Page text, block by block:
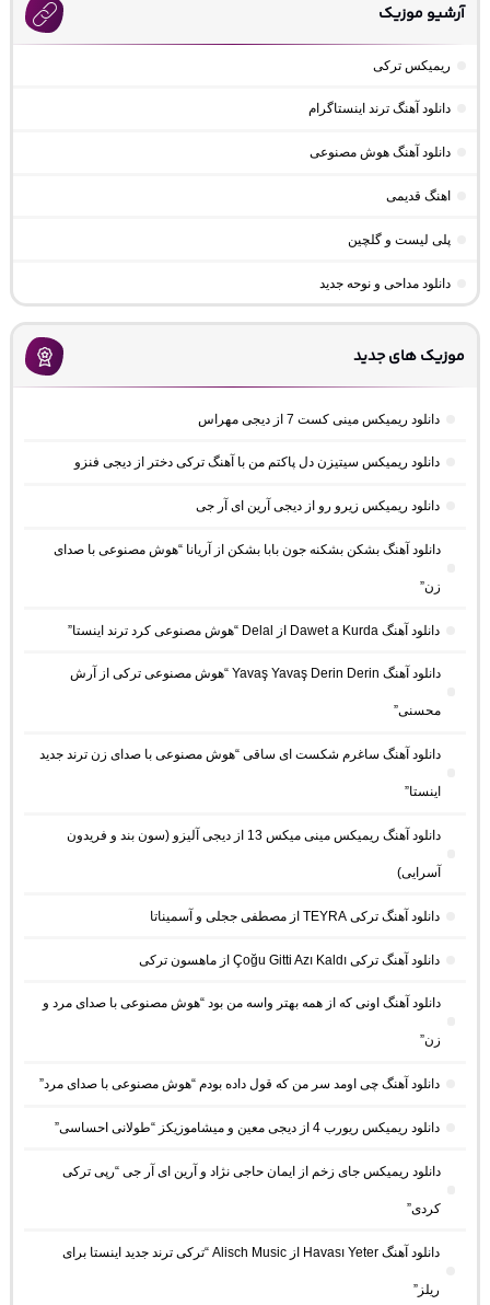
آرشیو موزیک
ریمیکس ترکی
دانلود آهنگ ترند اینستاگرام
دانلود آهنگ هوش مصنوعی
اهنگ قدیمی
پلی لیست و گلچین
دانلود مداحی و نوحه جدید
موزیک های جدید
دانلود ریمیکس مینی کست 7 از دیجی مهراس
دانلود ریمیکس سیتیزن دل پاکتم من با آهنگ ترکی دختر از دیجی فنزو
دانلود ریمیکس زیرو رو از دیجی آرین ای آر جی
دانلود آهنگ بشکن بشکنه جون بابا بشکن از آریانا “هوش مصنوعی با صدای
زن”
دانلود آهنگ Dawet a Kurda از Delal “هوش مصنوعی کرد ترند اینستا”
دانلود آهنگ Yavaş Yavaş Derin Derin “هوش مصنوعی ترکی از آرش
محسنی”
دانلود آهنگ ساغرم شکست ای ساقی “هوش مصنوعی با صدای زن ترند جدید
اینستا”
دانلود آهنگ ریمیکس مینی میکس 13 از دیجی آلیزو (سون بند و فریدون
آسرایی)
دانلود آهنگ ترکی TEYRA از مصطفی ججلی و آسمیناتا
دانلود آهنگ ترکی Çoğu Gitti Azı Kaldı از ماهسون ترکی
دانلود آهنگ اونی که از همه بهتر واسه من بود “هوش مصنوعی با صدای مرد و
زن”
دانلود آهنگ چی اومد سر من که قول داده بودم “هوش مصنوعی با صدای مرد”
دانلود ریمیکس ریورب 4 از دیجی معین و میشاموزیکز “طولانی احساسی”
دانلود ریمیکس جای زخم از ایمان حاجی نژاد و آرین ای آر جی “رپی ترکی
کردی”
دانلود آهنگ Havası Yeter از Alisch Music “ترکی ترند جدید اینستا برای
ریلز”